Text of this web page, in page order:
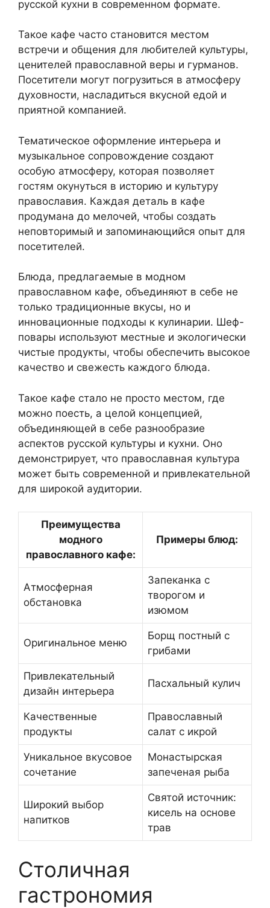
русской кухни в современном формате.
Такое кафе часто становится местом
встречи и общения для любителей культуры,
ценителей православной веры и гурманов.
Посетители могут погрузиться в атмосферу
духовности, насладиться вкусной едой и
приятной компанией.
Тематическое оформление интерьера и
музыкальное сопровождение создают
особую атмосферу, которая позволяет
гостям окунуться в историю и культуру
православия. Каждая деталь в кафе
продумана до мелочей, чтобы создать
неповторимый и запоминающийся опыт для
посетителей.
Блюда, предлагаемые в модном
православном кафе, объединяют в себе не
только традиционные вкусы, но и
инновационные подходы к кулинарии. Шеф-
повары используют местные и экологически
чистые продукты, чтобы обеспечить высокое
качество и свежесть каждого блюда.
Такое кафе стало не просто местом, где
можно поесть, а целой концепцией,
объединяющей в себе разнообразие
аспектов русской культуры и кухни. Оно
демонстрирует, что православная культура
может быть современной и привлекательной
для широкой аудитории.
Преимущества
модного
православного кафе:
Примеры блюд:
Атмосферная
обстановка
Запеканка с
творогом и
изюмом
Оригинальное меню
Борщ постный с
грибами
Привлекательный
дизайн интерьера
Пасхальный кулич
Качественные
продукты
Православный
салат с икрой
Уникальное вкусовое
сочетание
Монастырская
запеченая рыба
Широкий выбор
напитков
Святой источник:
кисель на основе
трав
Столичная
гастрономия